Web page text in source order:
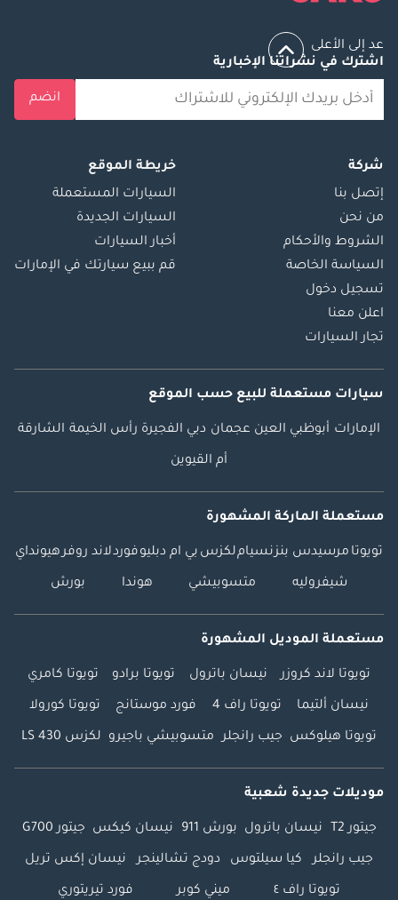
عد إلى الأعلى
اشترك في نشراتنا الإخبارية
انضم
شركة
إتصل بنا
من نحن
الشروط والأحكام
السياسة الخاصة
تسجيل دخول
اعلن معنا
تجار السيارات
خريطة الموقع
السيارات المستعملة
السيارات الجديدة
أخبار السيارات
قم ببيع سيارتك في الإمارات
سيارات مستعملة للبيع حسب الموقع
الإمارات أبوظبي العين عجمان دبي الفجيرة رأس الخيمة الشارقة
أم القيوين
مستعملة الماركة المشهورة
تويوتا مرسيدس بنزنسياملكزس بي ام دبليوفوردلاند روفرهيونداي
شيفروليه متسوبيشي هوندا بورش
مستعملة الموديل المشهورة
تويوتا لاند كروزر نيسان باترول تويوتا برادو تويوتا كامري
نيسان ألتيما تويوتا راف 4 فورد موستانج تويوتا كورولا
تويوتا هيلوكس جيب رانجلر متسوبيشي باجيرو لكزس LS 430
موديلات جديدة شعبية
جيتور T2 نيسان باترول بورش 911 نيسان كيكس جيتور G700
جيب رانجلر كيا سيلتوس دودج تشالينجر نيسان إكس تريل
تويوتا راف ٤ ميني كوبر فورد تيريتوري